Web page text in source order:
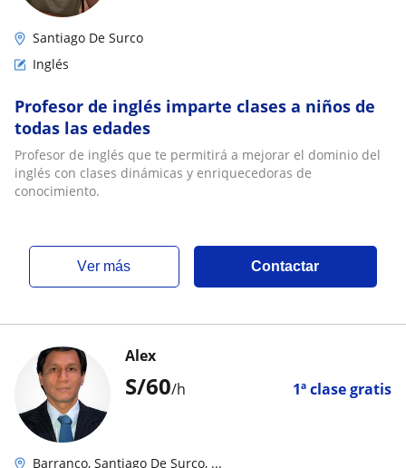
Santiago De Surco
Inglés
Profesor de inglés imparte clases a niños de
todas las edades
Profesor de inglés que te permitirá a mejorar el dominio del
inglés con clases dinámicas y enriquecedoras de
conocimiento.
ver más Contactar
S/60/h 1ª clase gratis
Alex
Barranco, Santiago De Surco, ...